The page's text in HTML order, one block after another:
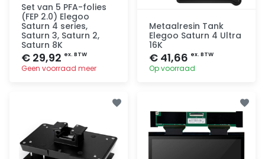
Set van 5 PFA-folies
(FEP 2.0) Elegoo
Saturn 4 series,
Saturn 3, Saturn 2,
Saturn 8K
€ 29,92 ex. BTW
Geen voorraad meer
Metaalresin Tank
Elegoo Saturn 4 Ultra
16K
€ 41,66 ex. BTW
Op voorraad